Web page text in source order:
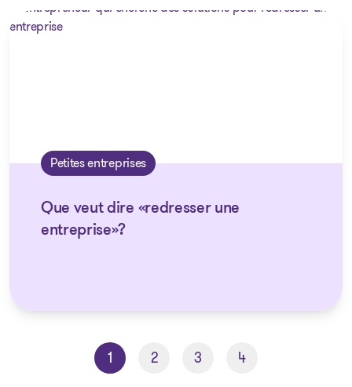
Petites entreprises
Que veut dire «redresser une
entreprise»?
1 2 3 4